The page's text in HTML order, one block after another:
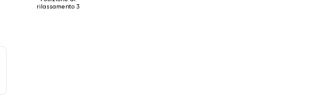
rilassamento 3